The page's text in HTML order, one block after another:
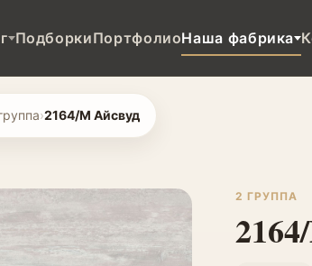
ПодборкиПортфолиоНаша фабрика
›2164/М Айсвуд
2 ГРУППА